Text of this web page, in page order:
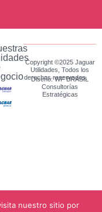
Copyright ©2025 Jaguar
Utilidades, Todos los
derechos reservados.
Diseño: WF BRASIL
Consultorías
Estratégicas
nuestro sitio por